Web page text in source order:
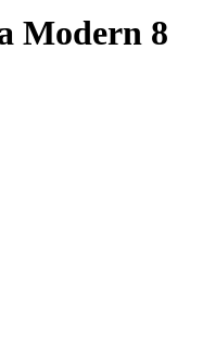
Modern 8